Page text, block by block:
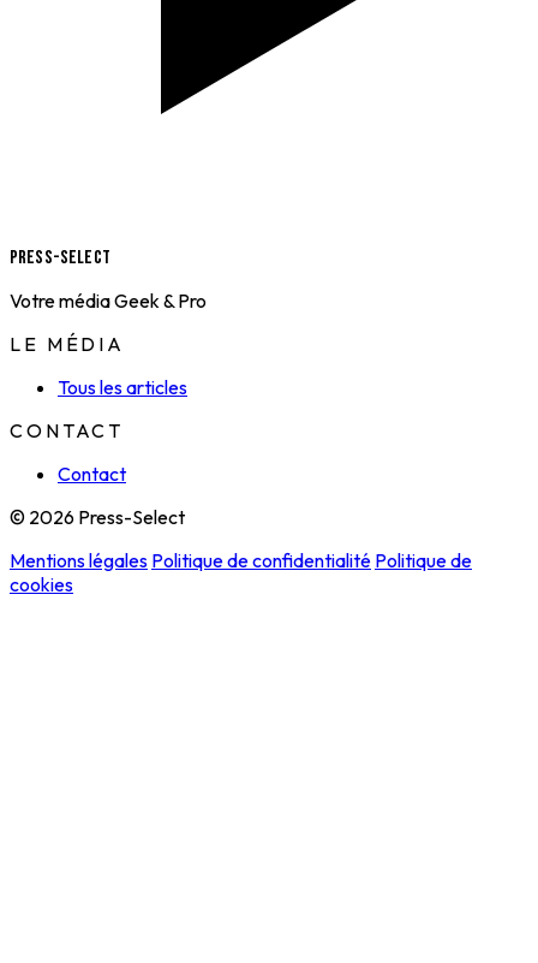
Press-Select
Votre média Geek & Pro
LE MÉDIA
Tous les articles
CONTACT
Contact
© 2026 Press-Select
Mentions légales Politique de confidentialité Politique de
cookies